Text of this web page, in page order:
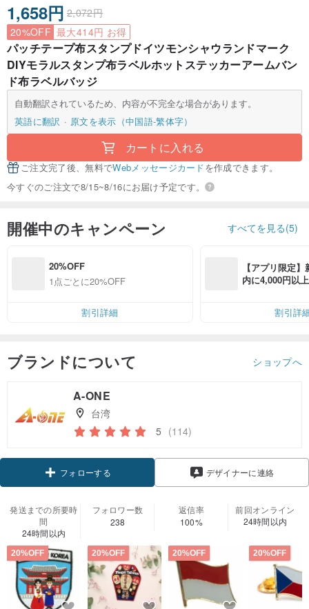
1,658円 2,072円
20%OFF 最大414円 お得
パッチテープ布スタンプドイツモンシャウランドマーク
DIYモラルスタンプ布ラベルホットステッカーアームバン
ド布ラベルバッジ
自動翻訳されているため、内容が不完全な場合があります。
英語に翻訳
原文を表示（中国語-繁体字）
カートに入れる
ご注文完了後、無料でWebメッセージカードを作成できます。
今すぐのご注文で8/15~8/16にお届け予定です。
開催中のキャンペーン すべてを見る(5)
20%OFF
1点ごとに20%OFF
割引詳細
【アプリ限定
内に4,000円以
割引詳
ブランドについて ショップへ
A-ONE
台湾
5 (114)
フォローする デザイナーに連絡
発送までの所要時
間
24時間以内
フォロワー数
238
返信率
100%
前回オンライン
24時間以内
20%OFF 20%OFF 20%OFF 20%OFF